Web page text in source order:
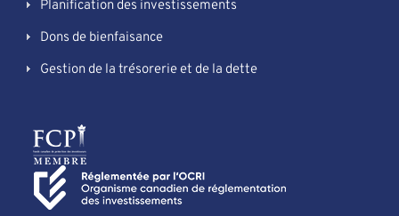
Planification des investissements
Dons de bienfaisance
Gestion de la trésorerie et de la dette